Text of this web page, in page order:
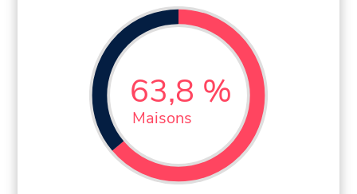
63,8 %
Maisons